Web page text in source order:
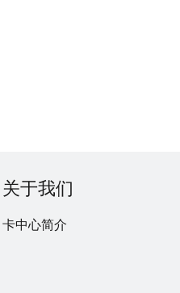
关于我们
卡中心简介